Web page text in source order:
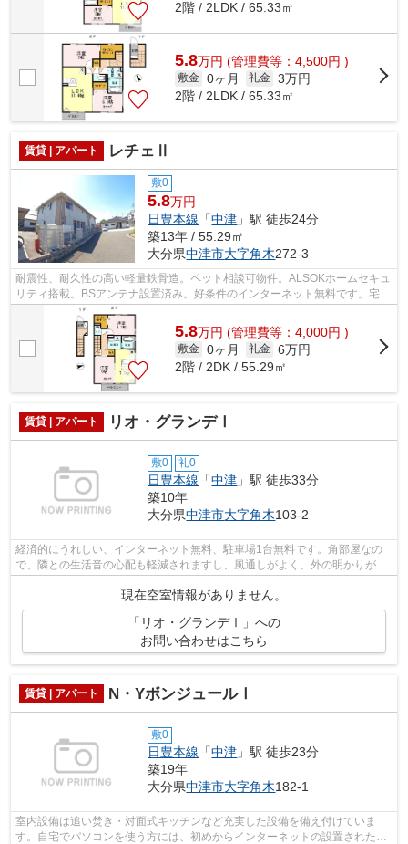
2階 / 2LDK / 65.33㎡
5.8万円 (管理費等：4,500円 )
敷金 0ヶ月 礼金 3万円
2階 / 2LDK / 65.33㎡
賃貸 | アパート レチェⅡ
敷0
5.8万円
日豊本線 「中津 」駅 徒歩24分
築13年 / 55.29㎡
大分県中津市大字角木272-3
耐震性、耐久性の高い軽量鉄骨造。ペット相談可物件。ALSOKホームセキュ
リティ搭載。BSアンテナ設置済み。好条件のインターネット無料です。宅配
ボックスがあります。大容量の収納がで...
5.8万円 (管理費等：4,000円 )
敷金 0ヶ月 礼金 6万円
2階 / 2DK / 55.29㎡
賃貸 | アパート リオ・グランデⅠ
敷0 礼0
日豊本線 「中津 」駅 徒歩33分
築10年
大分県中津市大字角木103-2
経済的にうれしい、インターネット無料、駐車場1台無料です。角部屋なの
で、隣との生活音の心配も軽減されますし、風通しがよく、外の明かりが入
り明るいお部屋です。アクセントクロス...
現在空室情報がありません。
「リオ・グランデⅠ」への
お問い合わせはこちら
賃貸 | アパート N・YボンジュールⅠ
敷0
日豊本線 「中津 」駅 徒歩23分
築19年
大分県中津市大字角木182-1
室内設備は追い焚き・対面式キッチンなど充実した設備を備え付けていま
す。自宅でパソコンを使う方には、初めからインターネットの設置されたお